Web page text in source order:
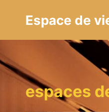
Espace de
espaces